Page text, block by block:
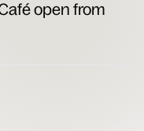
open from